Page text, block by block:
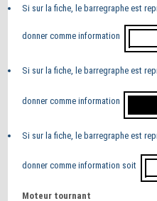
Si sur la fiche, le barregraphe est
donner comme information
Si sur la fiche, le barregraphe est
donner comme information
Si sur la fiche, le barregraphe est
donner comme information soit
Moteur tournant